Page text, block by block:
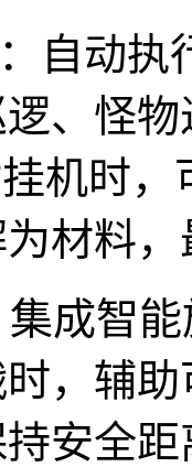
自动
、怪
机时
材料
成智
，辅
安全